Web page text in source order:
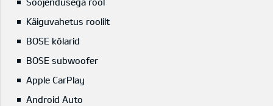
Käiguvahetus roolilt
BOSE kõlarid
BOSE subwoofer
Apple CarPlay
Android Auto